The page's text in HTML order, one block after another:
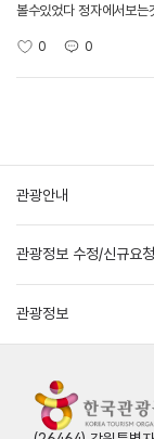
볼수있었다 정자에서보
0 0
관광안내
관광정보 수정/신규요청
관광정보